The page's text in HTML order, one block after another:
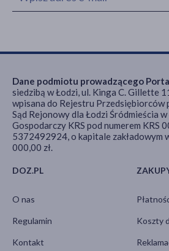
DOZ.PL
O nas
Regulamin
Kontakt
Koszty
Dane podmiotu prowadzącego
siedzibą w Łodzi, ul. Kinga C. Gillette
wpisana do Rejestru Przedsiębiorców
Sąd Rejonowy dla Łodzi Śródmieścia
Gospodarczy KRS pod numerem KRS
5372492924, o kapitale zakładowym
000,00 zł.